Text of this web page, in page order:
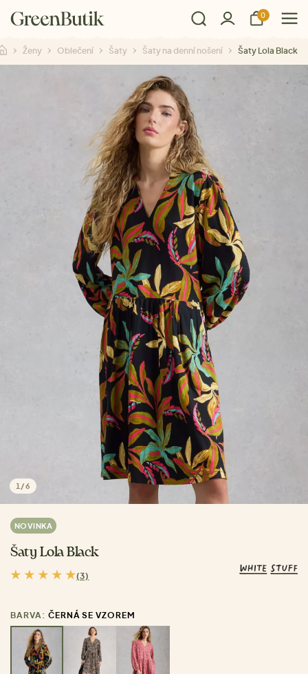
0
Ženy Oblečení Šaty Šaty na denní nošení Šaty Lola Black
1 /6
NOVINKA
Šaty Lola Black
(3)
BARVA: ČERNÁ SE VZOREM